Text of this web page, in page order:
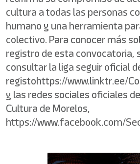
cultura a todas las personas
humano y una herramienta
colectivo. Para conocer más
registro de esta convocatoria,
consultar la liga seguir oficial
registohttps://www.linktr.ee/
y las redes sociales oficiales
Cultura de Morelos,
https://www.facebook.com/